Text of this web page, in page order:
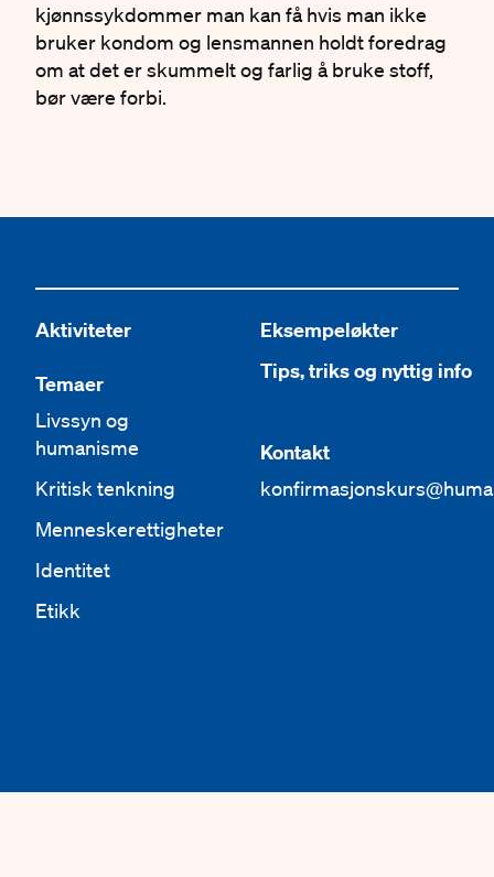
kjønnssykdommer man kan få hvis man ikke
bruker kondom og lensmannen holdt foredrag
om at det er skummelt og farlig å bruke stoff,
bør være forbi.
Aktiviteter
Temaer
Livssyn og
humanisme
Kritisk tenkning
Menneskerettigheter
Identitet
Etikk
Eksempeløkter
Tips, triks og nyttig info
Kontakt